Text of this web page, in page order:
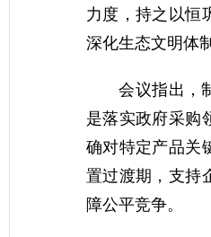
力度，持之以恒
深化生态文明体
会议指出，制
是落实政府采购
确对特定产品关
置过渡期，支持
障公平竞争。